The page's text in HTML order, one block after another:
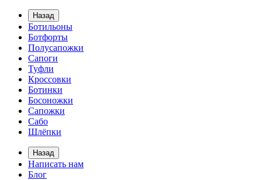
Назад
Ботильоны
Ботфорты
Полусапожки
Сапоги
Туфли
Кроссовки
Ботинки
Босоножки
Сапожки
Сабо
Шлёпки
Назад
Написать нам
Блог